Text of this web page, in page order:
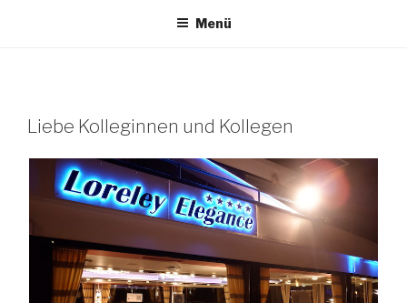
Menü
Liebe Kolleginnen und Kollegen